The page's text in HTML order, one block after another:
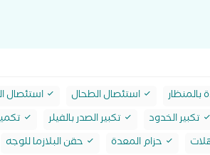
بالمنظار استئصال الطحال استئصال
تكبير الخدود تكبير الصدر بالفيلر
حزام المعدة حقن البلازما للوجه